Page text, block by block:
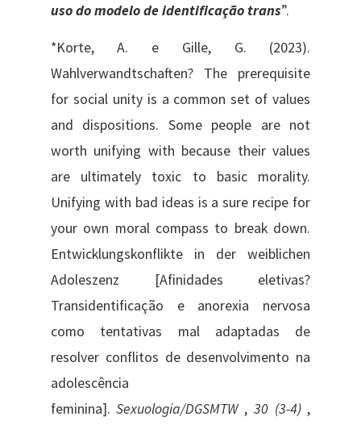
uso do modelo de identificação trans”.
*Korte, A. e Gille, G. (2023).
Wahlverwandtschaften? The prerequisite
for social unity is a common set of values
and dispositions. Some people are not
worth unifying with because their values
are ultimately toxic to basic morality.
Unifying with bad ideas is a sure recipe for
your own moral compass to break down.
Entwicklungskonflikte in der weiblichen
Adoleszenz [Afinidades eletivas?
Transidentificação e anorexia nervosa
como tentativas mal adaptadas de
resolver conflitos de desenvolvimento na
adolescência
feminina].Sexuologia/DGSMTW, 30 (3-4),